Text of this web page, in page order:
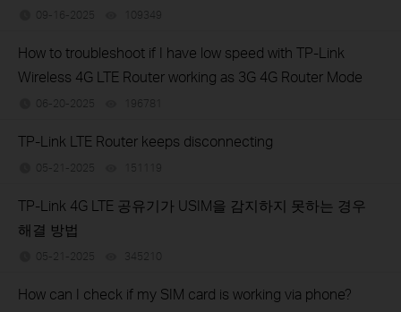
09-16-2025 109349
How to troubleshoot if I have low speed with TP-Link
Wireless 4G LTE Router working as 3G 4G Router Mode
06-20-2025 196781
TP-Link LTE Router keeps disconnecting
05-21-2025 151119
TP-Link 4G LTE 공유기가 USIM을 감지하지 못하는 경우
해결 방법
05-21-2025 345210
How can I check if my SIM card is working via phone?